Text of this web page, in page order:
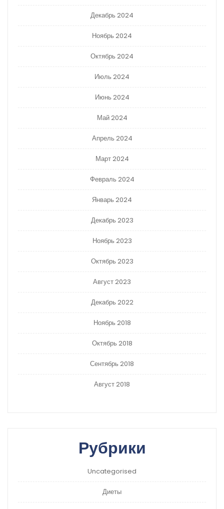
Декабрь 2024
Ноябрь 2024
Октябрь 2024
Июль 2024
Июнь 2024
Май 2024
Апрель 2024
Март 2024
Февраль 2024
Январь 2024
Декабрь 2023
Ноябрь 2023
Октябрь 2023
Август 2023
Декабрь 2022
Ноябрь 2018
Октябрь 2018
Сентябрь 2018
Август 2018
Рубрики
Uncategorised
Диеты